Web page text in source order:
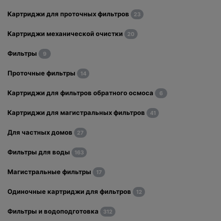
Картриджи для проточных фильтров 23
Картриджи механической очистки 20
Фильтры 9
Проточные фильтры 14
Картриджи для фильтров обратного осмоса 6
Картриджи для магистральных фильтров 41
Для частных домов 27
Фильтры для воды 163
Магистральные фильтры 17
Одиночные картриджи для фильтров 12
Фильтры и водоподготовка 312